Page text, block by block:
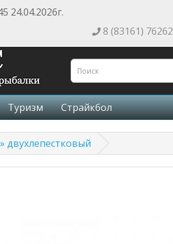
24.04.2026г.
8 (83161) 76262
Туризм Страйкбол
двухлепестковый